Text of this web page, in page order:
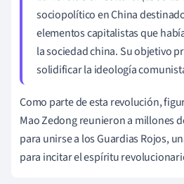
sociopolítico en China
elementos capitalistas que
la sociedad china. Su objetivo
solidificar la ideología
Como parte de esta revolución,
Mao Zedong reunieron a millones
para unirse a los Guardias Rojos,
para incitar el espíritu